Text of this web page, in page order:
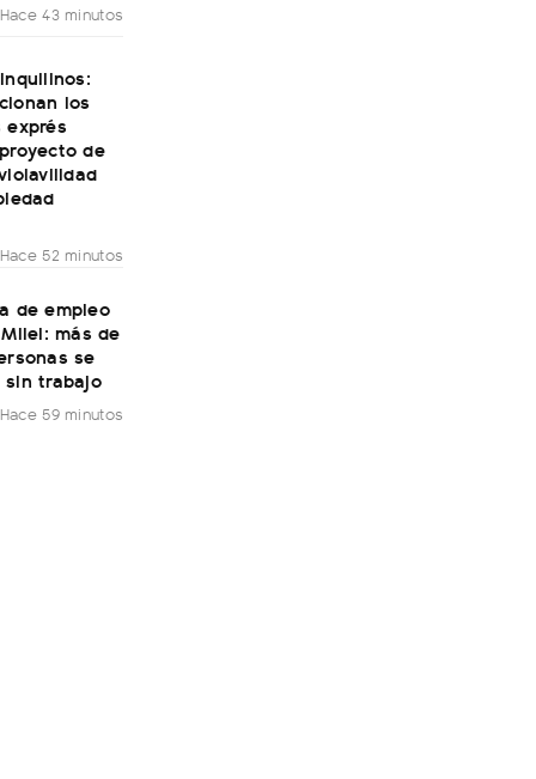
Hace 43 minutos
los
exprés
de
Hace 52 minutos
de empleo
más de
se
sin trabajo
Hace 59 minutos